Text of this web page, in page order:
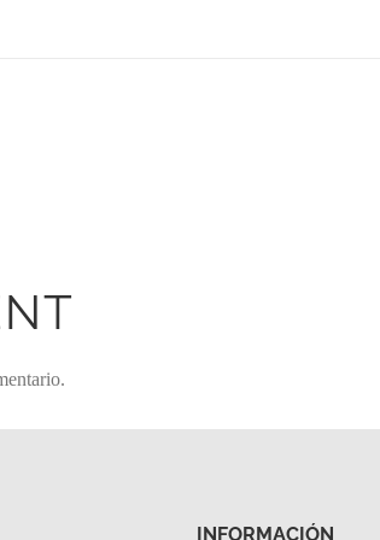
INFORMACIÓN